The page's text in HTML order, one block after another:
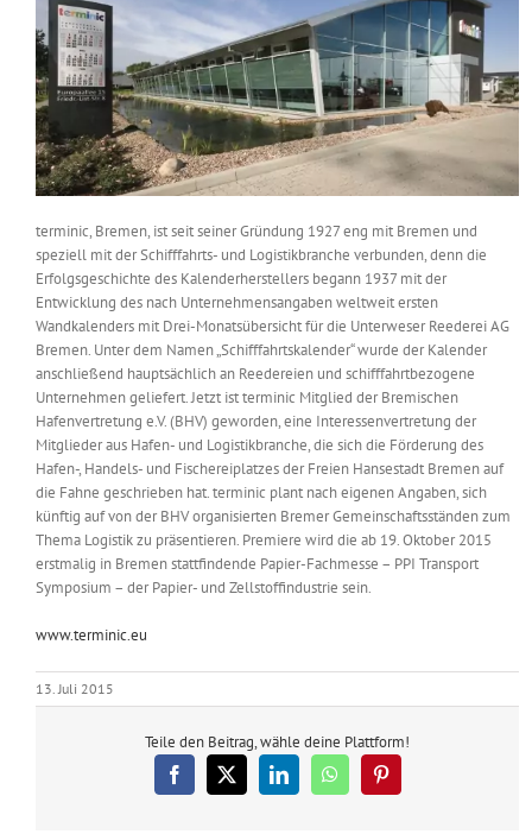
Kontakt
Messen & Events
Unternehmen
Interviews
Wissen
Product Guide
Jobshop
Suche
nach:
terminic, Bremen, ist seit seiner Gründung 1927 eng mit Bremen und
speziell mit der Schifffahrts- und Logistikbranche verbunden, denn die
Erfolgsgeschichte des Kalenderherstellers begann 1937 mit der
Entwicklung des nach Unternehmensangaben weltweit ersten
Wandkalenders mit Drei-Monatsübersicht für die Unterweser Reederei AG
Bremen. Unter dem Namen „Schifffahrtskalender“ wurde der Kalender
anschließend hauptsächlich an Reedereien und schifffahrtbezogene
Unternehmen geliefert. Jetzt ist terminic Mitglied der Bremischen
Hafenvertretung e.V. (BHV) geworden, eine Interessenvertretung der
Mitglieder aus Hafen- und Logistikbranche, die sich die Förderung des
Hafen-, Handels- und Fischereiplatzes der Freien Hansestadt Bremen auf
die Fahne geschrieben hat. terminic plant nach eigenen Angaben, sich
künftig auf von der BHV organisierten Bremer Gemeinschaftsständen zum
Thema Logistik zu präsentieren. Premiere wird die ab 19. Oktober 2015
erstmalig in Bremen stattfindende Papier-Fachmesse – PPI Transport
Symposium – der Papier- und Zellstoffindustrie sein.
www.terminic.eu
13. Juli 2015
Teile den Beitrag, wähle deine Plattform!
Facebook
X LinkedInWhatsAppPinterest